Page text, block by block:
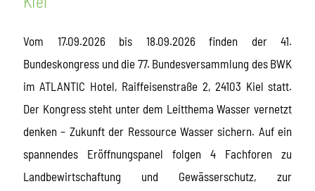
Vom 17.09.2026 bis 18.09.2026 finden der 41.
Bundeskongress und die 77. Bundesversammlung des BWK
im ATLANTIC Hotel, Raiffeisenstraße 2, 24103 Kiel statt.
Der Kongress steht unter dem Leitthema Wasser vernetzt
denken – Zukunft der Ressource Wasser sichern. Auf ein
spannendes Eröffnungspanel folgen 4 Fachforen zu
Landbewirtschaftung und Gewässerschutz, zur